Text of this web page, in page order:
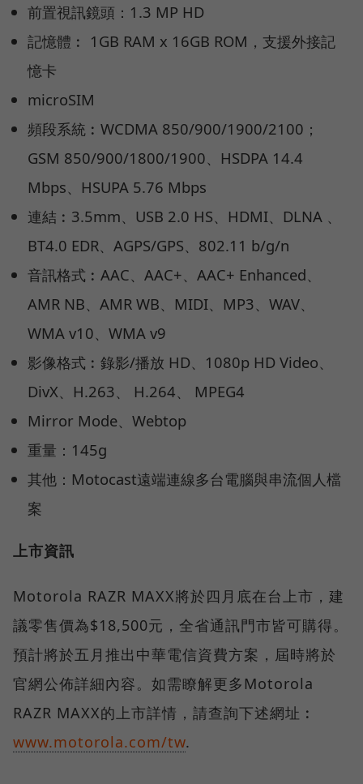
前置視訊鏡頭：1.3 MP HD
記憶體︰ 1GB RAM x 16GB ROM，支援外接記
憶卡
microSIM
頻段系統︰WCDMA 850/900/1900/2100；
GSM 850/900/1800/1900、HSDPA 14.4
Mbps、HSUPA 5.76 Mbps
連結︰3.5mm、USB 2.0 HS、HDMI、DLNA 、
BT4.0 EDR、AGPS/GPS、802.11 b/g/n
音訊格式︰AAC、AAC+、AAC+ Enhanced、
AMR NB、AMR WB、MIDI、MP3、WAV、
WMA v10、WMA v9
影像格式︰錄影/播放 HD、1080p HD Video、
DivX、H.263、 H.264、 MPEG4
Mirror Mode、Webtop
重量：145g
其他：Motocast遠端連線多台電腦與串流個人檔
案
上市資訊
Motorola RAZR MAXX將於四月底在台上市，建
議零售價為$18,500元，全省通訊門市皆可購得。
預計將於五月推出中華電信資費方案，屆時將於
官網公佈詳細內容。如需瞭解更多Motorola
RAZR MAXX的上市詳情，請查詢下述網址︰
www.motorola.com/tw.